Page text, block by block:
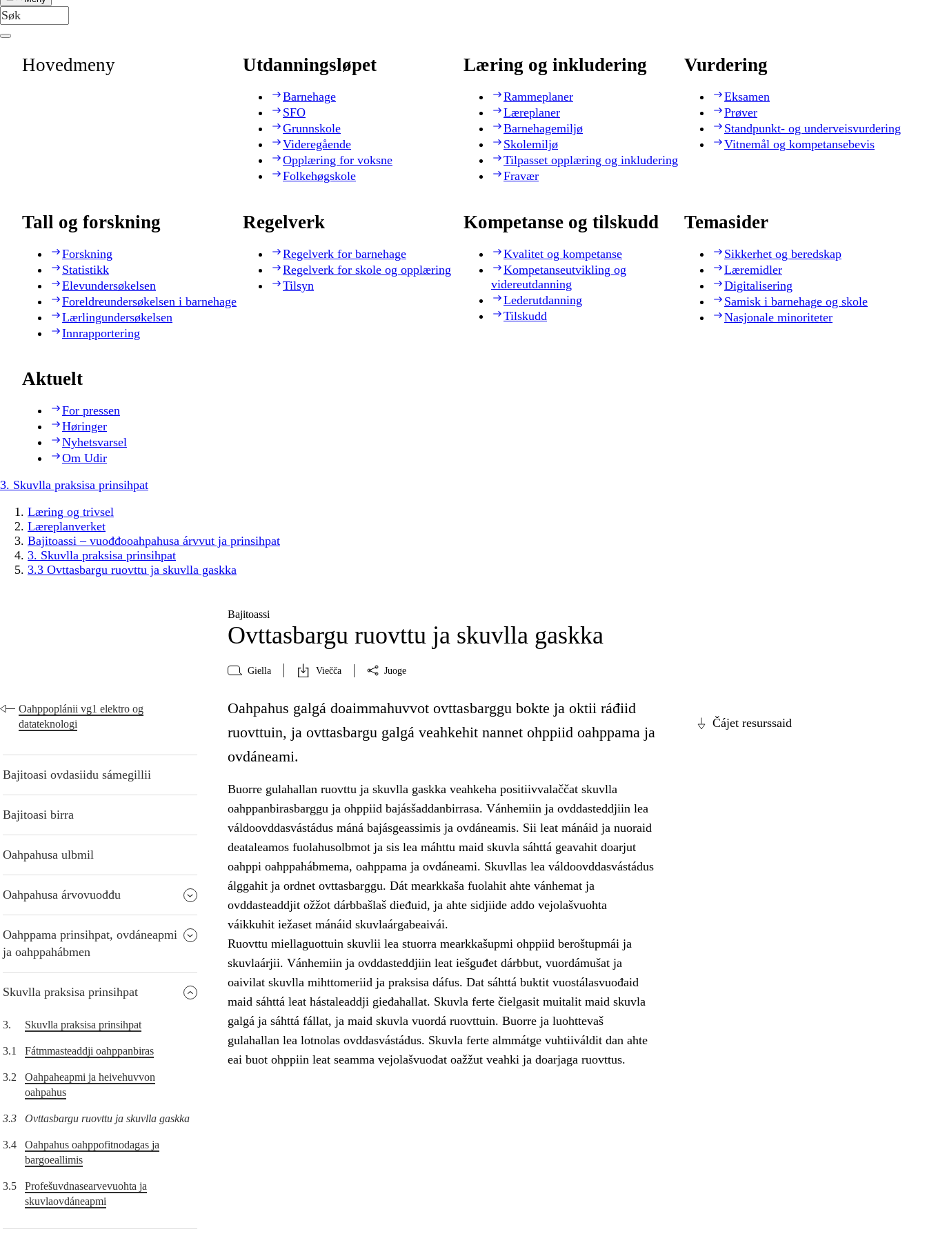
Hovedmeny Utdanningsløpet
Barnehage
SFO
Grunnskole
Videregående
Opplæring for voksne
Folkehøgskole
Læring og inkludering
Rammeplaner
Læreplaner
Barnehagemiljø
Skolemiljø
Tilpasset opplæring og inkludering
Fravær
Vurdering
Eksamen
Prøver
Standpunkt- og underveisvurdering
Vitnemål og kompetansebevis
Tall og forskning
Forskning
Statistikk
Elevundersøkelsen
Foreldreundersøkelsen i barnehage
Lærlingundersøkelsen
Innrapportering
Regelverk
Regelverk for barnehage
Regelverk for skole og opplæring
Tilsyn
Kompetanse og tilskudd
Kvalitet og kompetanse
Kompetanseutvikling og
videreutdanning
Lederutdanning
Tilskudd
Temasider
Sikkerhet og beredskap
Læremidler
Digitalisering
Samisk i barnehage og skole
Nasjonale minoriteter
Aktuelt
For pressen
Høringer
Nyhetsvarsel
Om Udir
3. Skuvlla praksisa prinsihpat
Læring og trivsel
Læreplanverket
Bajitoassi – vuođđooahpahusa árvvut ja prinsihpat
3. Skuvlla praksisa prinsihpat
3.3 Ovttasbargu ruovttu ja skuvlla gaskka
Bajitoassi
Ovttasbargu ruovttu ja skuvlla gaskka
Giella Viečča Juoge
Oahppoplánii vg1 elektro og
datateknologi
Bajitoasi ovdasiidu sámegillii
Bajitoasi birra
Oahpahusa ulbmil
Oahpahusa árvovuođđu
Oahppama prinsihpat, ovdáneapmi
ja oahppahábmen
Skuvlla praksisa prinsihpat
3. Skuvlla praksisa prinsihpat
3.1 Fátmmasteaddji oahppanbiras
3.2
Oahpaheapmi ja heivehuvvon
oahpahus
3.3 Ovttasbargu ruovttu ja skuvlla gaskka
3.4
Oahpahus oahppofitnodagas ja
bargoeallimis
3.5
Profešuvdnasearvevuohta ja
skuvlaovdáneapmi
Čájet resurssaid
Oahpahus galgá doaimmahuvvot ovttasbarggu bokte ja oktii ráđiid
ruovttuin, ja ovttasbargu galgá veahkehit nannet ohppiid oahppama ja
ovdáneami.
Buorre gulahallan ruovttu ja skuvlla gaskka veahkeha positiivvalaččat skuvlla
oahppanbirasbarggu ja ohppiid bajásšaddanbirrasa. Vánhemiin ja ovddasteddjiin lea
váldoovddasvástádus máná bajásgeassimis ja ovdáneamis. Sii leat mánáid ja nuoraid
deaŧaleamos fuolahusolbmot ja sis lea máhttu maid skuvla sáhttá geavahit doarjut
oahppi oahppahábmema, oahppama ja ovdáneami. Skuvllas lea váldoovddasvástádus
álggahit ja ordnet ovttasbarggu. Dát mearkkaša fuolahit ahte vánhemat ja
ovddasteaddjit ožžot dárbbašlaš dieđuid, ja ahte sidjiide addo vejolašvuohta
váikkuhit iežaset mánáid skuvlaárgabeaivái.
Ruovttu miellaguottuin skuvlii lea stuorra mearkkašupmi ohppiid beroštupmái ja
skuvlaárjii. Vánhemiin ja ovddasteddjiin leat iešguđet dárbbut, vuordámušat ja
oaivilat skuvlla mihttomeriid ja praksisa dáfus. Dat sáhttá buktit vuostálasvuođaid
maid sáhttá leat hástaleaddji gieđahallat. Skuvla ferte čielgasit muitalit maid skuvla
galgá ja sáhttá fállat, ja maid skuvla vuordá ruovttuin. Buorre ja luohttevaš
gulahallan lea lotnolas ovddasvástádus. Skuvla ferte almmátge vuhtiiváldit dan ahte
eai buot ohppiin leat seamma vejolašvuođat oažžut veahki ja doarjaga ruovttus.